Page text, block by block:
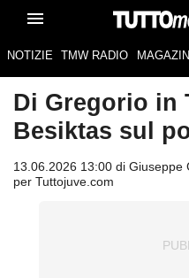
NOTIZIE TMW RADIO
Di Gregorio in
Besiktas sul
13.06.2026 13:00 di Giuseppe
per Tuttojuve.com